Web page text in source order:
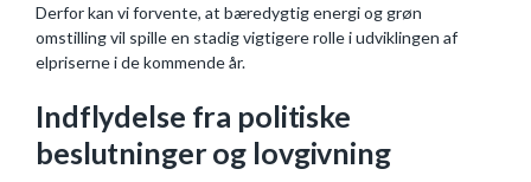
Derfor kan vi forvente, at bæredygtig energi og grøn
omstilling vil spille en stadig vigtigere rolle i udviklingen af
elpriserne i de kommende år.
Indflydelse fra politiske
beslutninger og lovgivning